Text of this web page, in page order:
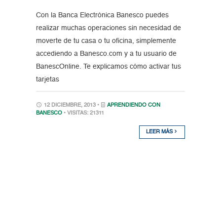
Con la Banca Electrónica Banesco puedes
realizar muchas operaciones sin necesidad de
moverte de tu casa o tu oficina, simplemente
accediendo a Banesco.com y a tu usuario de
BanescOnline. Te explicamos cómo activar tus
tarjetas
12 DICIEMBRE, 2013 •
APRENDIENDO CON
BANESCO • VISITAS: 21311
LEER MÁS